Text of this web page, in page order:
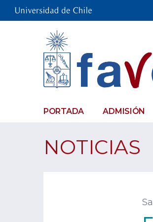
PORTADA ADMISIÓN
NOTICIAS